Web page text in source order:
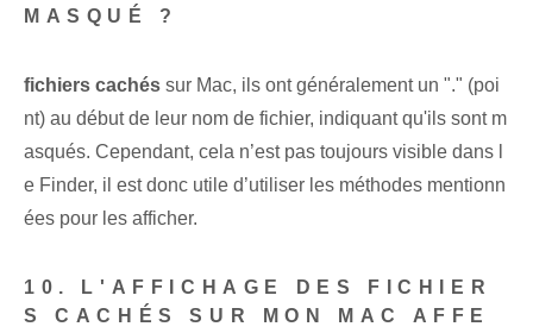
MASQUÉ ?
fichiers cachés sur Mac, ils ont généralement un "." (poi
nt) au début de leur nom de fichier, indiquant qu'ils sont m
asqués. Cependant, cela n’est pas toujours visible dans l
e Finder, il est donc utile d’utiliser les méthodes mentionn
ées pour les afficher.
10. L'AFFICHAGE DES FICHIER
S CACHÉS SUR MON MAC AFFE